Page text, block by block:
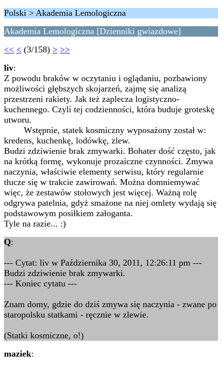
Polski > Akademia Lemologiczna
Akademia Lemologiczna [Dzienniki gwiazdowe]
<< < (3/158) > >>
liv:
Z powodu braków w oczytaniu i oglądaniu, pozbawiony
możliwości głębszych skojarzeń, zajmę się analizą
przestrzeni rakiety. Jak też zaplecza logistyczno-
kuchennego. Czyli tej codzienności, która buduje groteskę
utworu.
Wstępnie, statek kosmiczny wyposażony został w:
kredens, kuchenkę, lodówkę, zlew.
Budzi zdziwienie brak zmywarki. Bohater dość często, jak
na krótką formę, wykonuje prozaiczne czynności. Zmywa
naczynia, właściwie elementy serwisu, który regularnie
tłucze się w trakcie zawirowań. Można domniemywać
więc, że zestawów stołowych jest więcej. Ważną rolę
odgrywa patelnia, gdyż smażone na niej omlety wydają się
podstawowym posiłkiem załoganta.
Tyle na razie... :)
Q:
--- Cytat: liv w Października 30, 2011, 12:26:11 pm ---
Budzi zdziwienie brak zmywarki.
--- Koniec cytatu ---
Znam domy, gdzie do dziś zmywa się naczynia - zwane po
staropolsku statkami - ręcznie w zlewie.
(Statki kosmiczne, o!)
maziek: